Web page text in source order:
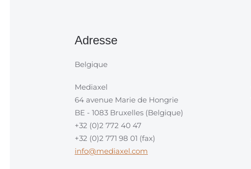
Adresse
Belgique
Mediaxel
64 avenue Marie de Hongrie
BE - 1083 Bruxelles (Belgique)
+32 (0)2 772 40 47
+32 (0)2 771 98 01 (fax)
info@mediaxel.com